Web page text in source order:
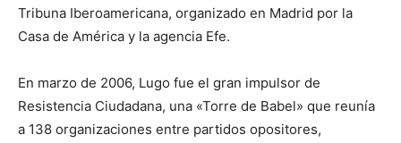
Tribuna Iberoamericana, organizado en Madrid por la
Casa de América y la agencia Efe.
En marzo de 2006, Lugo fue el gran impulsor de
Resistencia Ciudadana, una «Torre de Babel» que reunía
a 138 organizaciones entre partidos opositores,